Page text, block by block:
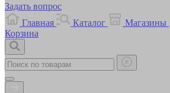
Задать вопрос
Главная
Каталог Магазины
Корзина